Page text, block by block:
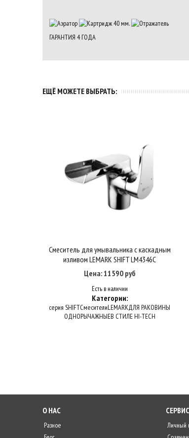
ГАРАНТИЯ 4ГОДА
ЕЩЁ МОЖЕТЕ ВЫБРАТЬ:
В корзину
Купить в один клик
Смеситель для умывальника с каскадным
изливом LEMARK SHIFT LM4346C
Цена: 11590 руб
Есть в наличии
Категории:
серия SHIFTСмесителиLEMARKДЛЯ РАКОВИНЫ
ОДНОРЫЧАЖНЫЕВ СТИЛЕ HI-TECH
О НАС
Разное
СЕРВИС
Личный